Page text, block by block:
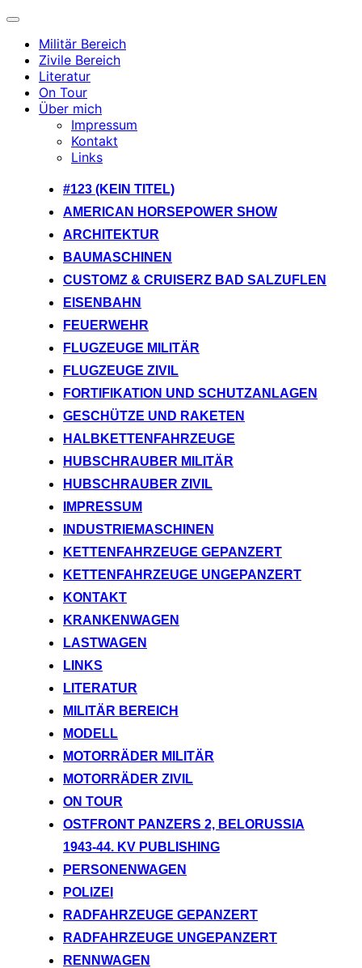
Navigation
umschalten
Militär Bereich
Zivile Bereich
Literatur
On Tour
Über mich
Impressum
Kontakt
Links
springen
#123 (KEIN TITEL)
AMERICAN HORSEPOWER SHOW
ARCHITEKTUR
BAUMASCHINEN
CUSTOMZ & CRUISERZ BAD SALZUFLEN
EISENBAHN
FEUERWEHR
FLUGZEUGE MILITÄR
FLUGZEUGE ZIVIL
FORTIFIKATION UND SCHUTZANLAGEN
GESCHÜTZE UND RAKETEN
HALBKETTENFAHRZEUGE
HUBSCHRAUBER MILITÄR
HUBSCHRAUBER ZIVIL
IMPRESSUM
INDUSTRIEMASCHINEN
KETTENFAHRZEUGE GEPANZERT
KETTENFAHRZEUGE UNGEPANZERT
KONTAKT
KRANKENWAGEN
LASTWAGEN
LINKS
LITERATUR
MILITÄR BEREICH
MODELL
MOTORRÄDER MILITÄR
MOTORRÄDER ZIVIL
ON TOUR
OSTFRONT PANZERS 2, BELORUSSIA
1943-44. KV PUBLISHING
PERSONENWAGEN
POLIZEI
RADFAHRZEUGE GEPANZERT
RADFAHRZEUGE UNGEPANZERT
RENNWAGEN